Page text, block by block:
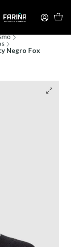
para bicicletas)
Negro Fox